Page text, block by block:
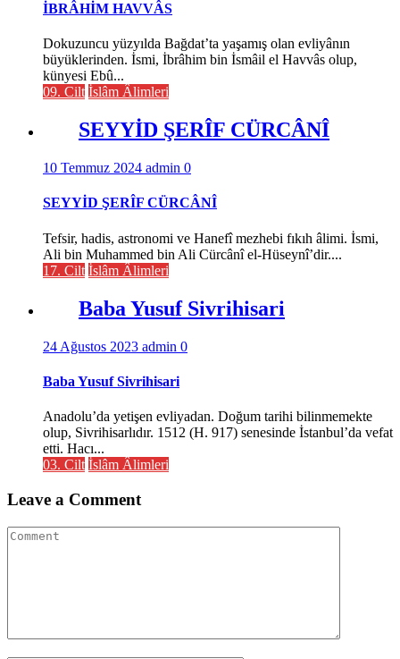
İBRÂHİM HAVVÂS
Dokuzuncu yüzyılda Bağdat’ta yaşamış olan evliyânın
büyüklerinden. İsmi, İbrâhim bin İsmâil el Havvâs olup,
künyesi Ebû...
09. Cilt İslâm Âlimleri
SEYYİD ŞERÎF CÜRCÂNÎ
10 Temmuz 2024 admin 0
SEYYİD ŞERÎF CÜRCÂNÎ
Tefsir, hadis, astronomi ve Hanefî mezhebi fıkıh âlimi. İsmi,
Ali bin Muhammed bin Ali Cürcânî el-Hüseynî’dir....
17. Cilt İslâm Âlimleri
Baba Yusuf Sivrihisari
24 Ağustos 2023 admin 0
Baba Yusuf Sivrihisari
Anadolu’da yetişen evliyadan. Doğum tarihi bilinmemekte
olup, Sivrihisarlıdır. 1512 (H. 917) senesinde İstanbul’da vefat
etti. Hacı...
03. Cilt İslâm Âlimleri
Leave a Comment